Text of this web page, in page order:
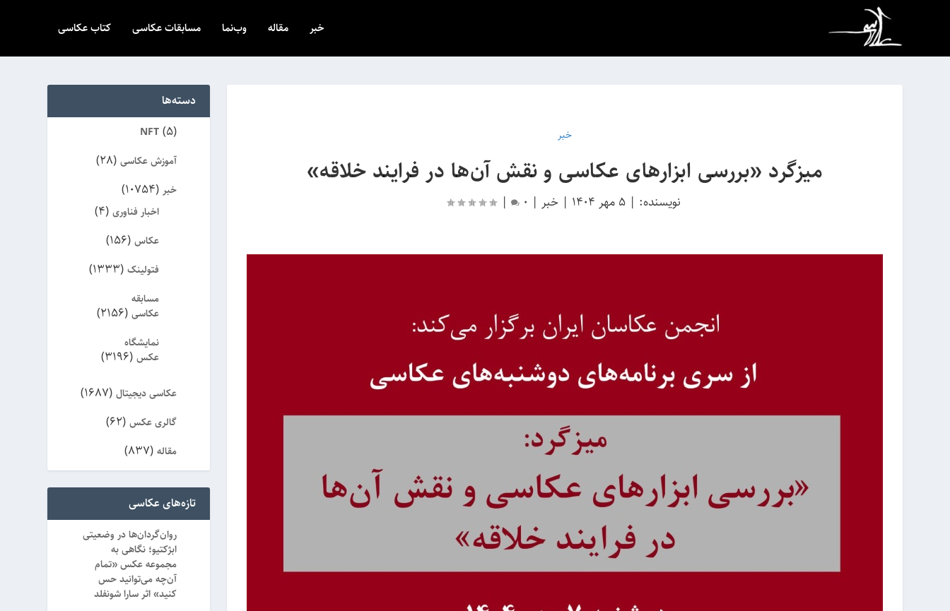
خبر مقاله وب‌نما مسابقات عکاسی کتاب عکاسی
خبر
میزگرد «بررسی ابزارهای عکاسی و نقش آن‌ها در فرایند خلاقه»
نویسنده: | 5 مهر 1404 | خبر |
0
|
دسته‌ها
NFT (5)
آموزش عکاسی(28)
خبر (10754)
اخبار فناوری(4)
عکاس(156)
فتولینک(1333)
مسابقه
عکاسی(2156)
نمایشگاه
عکس(3196)
عکاسی دیجیتال(1687)
گالری عکس(62)
مقاله(837)
تازه‌های عکاسی
روان‌گردان‌ها در وضعیتی
ابژکتیو؛ نگاهی به
مجموعه عکس «تمام
آن‌چه می‌توانید حس
کنید» اثر سارا شونفلد